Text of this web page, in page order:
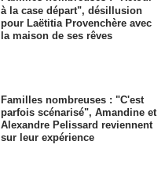
à la case départ", désillusion
pour Laëtitia Provenchère avec
la maison de ses rêves
Familles nombreuses : "C'est
parfois scénarisé", Amandine et
Alexandre Pelissard reviennent
sur leur expérience